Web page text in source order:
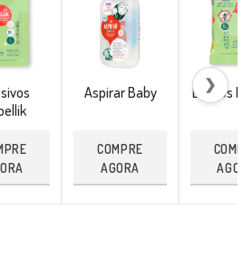
Aspirar Baby
COMPRE
AGORA
Lenços
❯